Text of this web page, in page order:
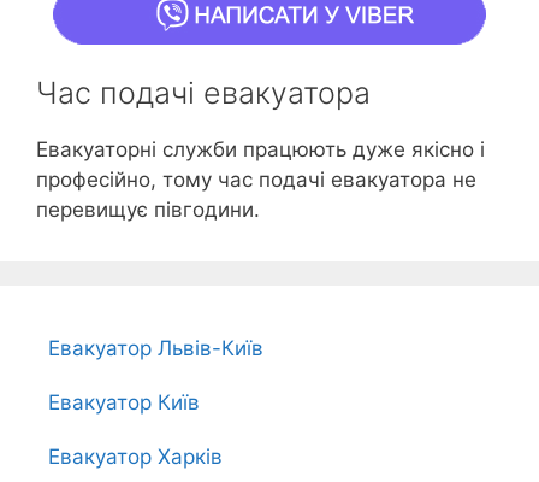
Час подачі евакуатора
Евакуаторні служби працюють дуже якісно і
професійно, тому час подачі евакуатора не
перевищує півгодини.
Евакуатор Львів-Київ
Евакуатор Київ
Евакуатор Харків